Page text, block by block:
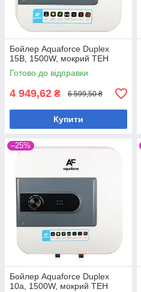
Бойлер Aquaforce Duplex
15B, 1500W, мокрий ТЕН
Готово до відправки
4 949,62 ₴ 6 599,50 ₴
Купити
–25%
Бойлер Aquaforce Duplex
10a, 1500W, мокрий ТЕН